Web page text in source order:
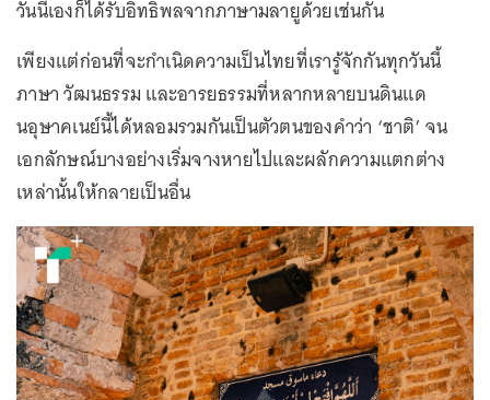
วันนี้เองก็ได้รับอิทธิพลจากภาษามลายูด้วยเช่นกัน
เพียงแต่ก่อนที่จะกำเนิดความเป็นไทยที่เรารู้จักกันทุกวันนี้
ภาษา วัฒนธรรม และอารยธรรมที่หลากหลายบนดินแด
นอุษาคเนย์นี้ได้หลอมรวมกันเป็นตัวตนของคำว่า ‘ชาติ’ จน
เอกลักษณ์บางอย่างเริ่มจางหายไปและผลักความแตกต่าง
เหล่านั้นให้กลายเป็นอื่น